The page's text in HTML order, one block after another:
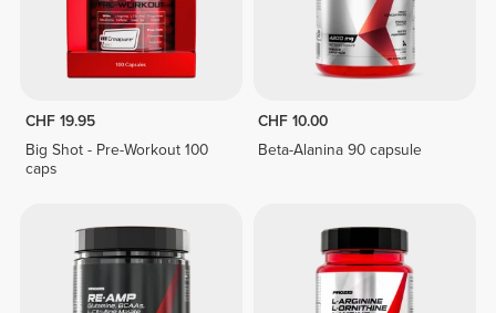
CHF 19.95
Big Shot - Pre-Workout 100
caps
CHF 10.00
Beta-Alanina 90 capsule